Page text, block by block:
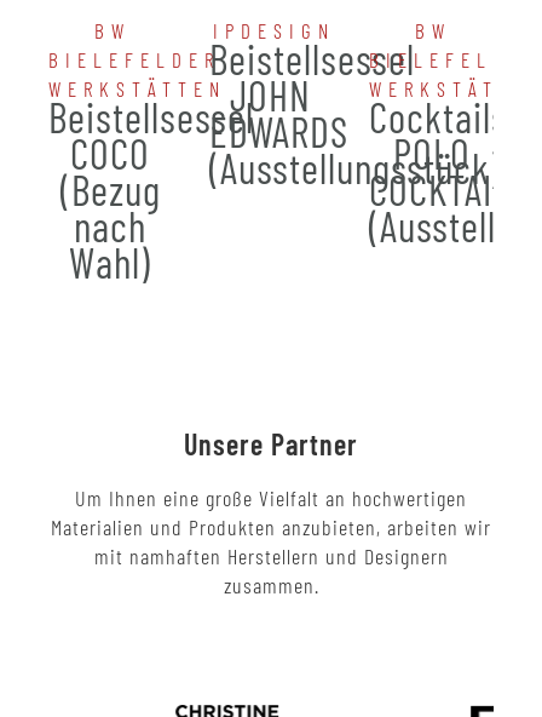
BW
BIELEFELDER
WERKSTÄTTEN
Beistellsessel
COCO
(Bezug
nach
Wahl)
IPDESIGN
Beistellsessel
JOHN
EDWARDS
(Ausstellungsstück)
BW
BIELEFELDER
POLO
COCKTAIL
Unsere Partner
Um Ihnen eine große Vielfalt an hochwertigen
Materialien und Produkten anzubieten, arbeiten wir
mit namhaften Herstellern und Designern
zusammen.